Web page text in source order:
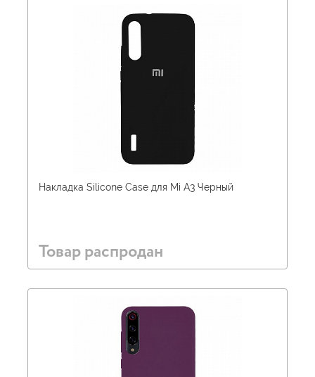
Накладка Silicone Case для Mi A3 Черный
Товар распродан